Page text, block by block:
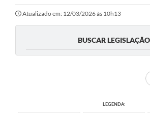
Atualizado em: 12/03/2026 às 10h13
BUSCAR LEGISLAÇÃO
LEGENDA: